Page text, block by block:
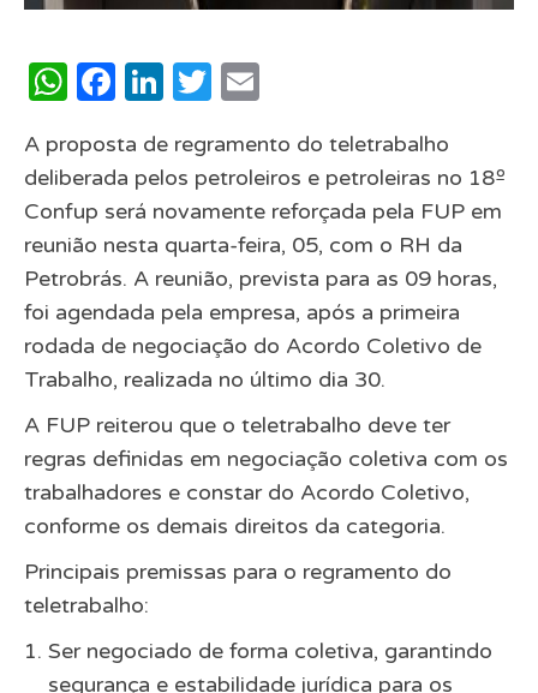
WhatsApp
Facebook
LinkedIn
Twitter
A proposta de regramento do teletrabalho
deliberada pelos petroleiros e petroleiras no 18º
Confup será novamente reforçada pela FUP em
reunião nesta quarta-feira, 05, com o RH da
Petrobrás. A reunião, prevista para as 09 horas,
foi agendada pela empresa, após a primeira
rodada de negociação do Acordo Coletivo de
Trabalho, realizada no último dia 30.
A FUP reiterou que o teletrabalho deve ter
regras definidas em negociação coletiva com os
trabalhadores e constar do Acordo Coletivo,
conforme os demais direitos da categoria.
Principais premissas para o regramento do
teletrabalho:
Ser negociado de forma coletiva, garantindo
segurança e estabilidade jurídica para os